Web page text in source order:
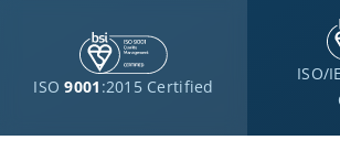
ISO9001 :2015 Certified
ISO/